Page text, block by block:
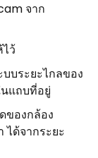
จาก
ว้
บบระยะไกลของ
แถบที่อยู่
ของกล้อง
ด้จากระยะ